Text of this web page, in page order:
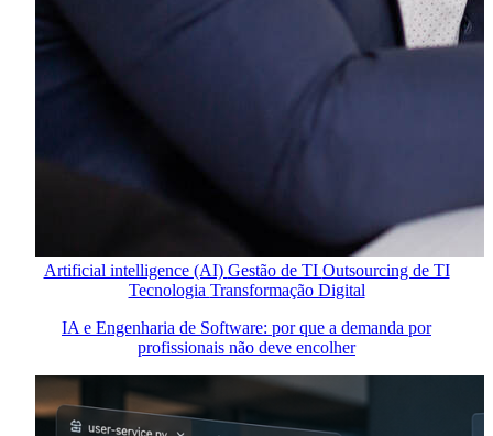
Artificial intelligence (AI) Gestão de TI Outsourcing de TI
Tecnologia Transformação Digital
IA e Engenharia de Software: por que a demanda por
profissionais não deve encolher